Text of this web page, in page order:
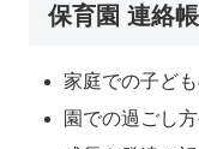
保育園 連絡
家庭での子ど
園での過ごし